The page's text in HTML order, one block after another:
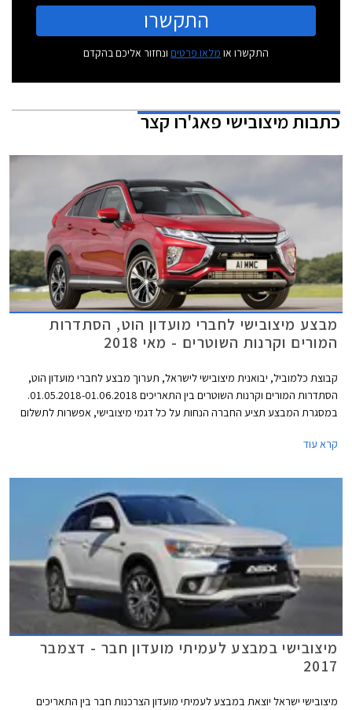
התקשרו
התקשרו או מלאו פרטים ונחזור אליכם בהקדם
כתבותמיצובישי פאג'רו קצר
מבצע מיצובישי לחברי מועדון הוט, הסתדרות
המורים וקרנות השוטרים - מאי 2018
קבוצת כלמוביל, יבואנית מיצובישי לישראל, תערוך מבצע לחברי מועדון הוט,
הסתדרות המורים וקרנות השוטרים בין התאריכים 01.05.2018-01.06.2018.
במסגרת המבצע תציע החברה הנחות על כל דגמי מיצובישי, אפשרות לתשלום
קרא עוד
מיצובישי במבצע לעמיתי מועדון חבר - דצמבר
2017
מיצובישי ישראל יוצאת במבצע לעמיתי מועדון הצרכנות חבר בין התאריכים